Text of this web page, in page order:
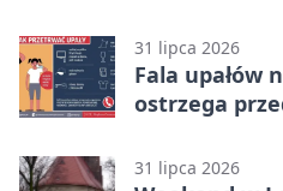
31 lipca 2026
Fala upałów
ostrzega
31 lipca 2026